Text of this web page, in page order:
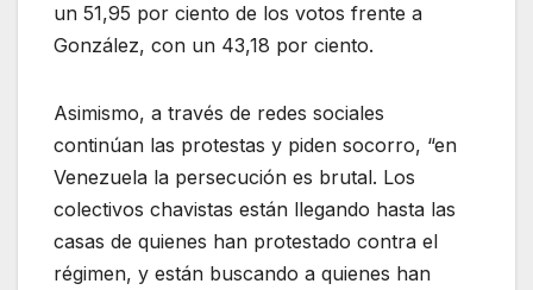
un 51,95 por ciento de los votos frente a
González, con un 43,18 por ciento.
Asimismo, a través de redes sociales
continúan las protestas y piden socorro, “en
Venezuela la persecución es brutal. Los
colectivos chavistas están llegando hasta las
casas de quienes han protestado contra el
régimen, y están buscando a quienes han